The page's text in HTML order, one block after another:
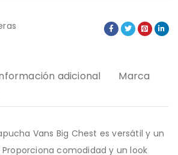
adicional
Marca
Vans Big Chest es versátil y un
comodidad y un look